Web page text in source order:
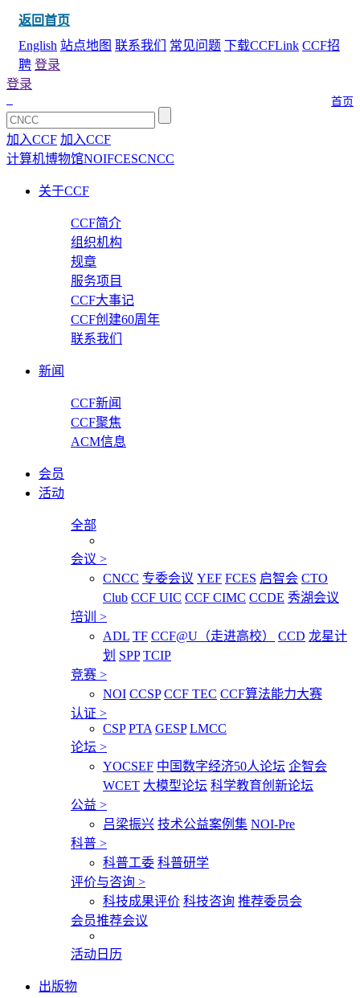
返回首页
English 站点地图 联系我们 常见问题 下载CCFLink CCF招
聘 登录
首页
登录
加入CCF 加入CCF
计算机博物馆NOIFCESCNCC
关于CCF
CCF简介
组织机构
规章
服务项目
CCF大事记
CCF创建60周年
联系我们
新闻
CCF新闻
CCF聚焦
ACM信息
会员
活动
全部
会议 >
CNCC 专委会议 YEF FCES 启智会 CTO
Club CCF UIC CCF CIMC CCDE 秀湖会议
培训 >
ADL TF CCF@U（走进高校） CCD 龙星计
划 SPP TCIP
竞赛 >
NOI CCSP CCF TEC CCF算法能力大赛
认证 >
CSP PTA GESP LMCC
论坛 >
YOCSEF 中国数字经济50人论坛 企智会
WCET 大模型论坛 科学教育创新论坛
公益 >
吕梁振兴 技术公益案例集 NOI-Pre
科普 >
科普工委 科普研学
评价与咨询 >
科技成果评价 科技咨询 推荐委员会
会员推荐会议
活动日历
出版物